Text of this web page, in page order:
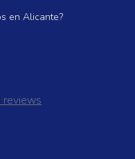
en Alicante?
reviews